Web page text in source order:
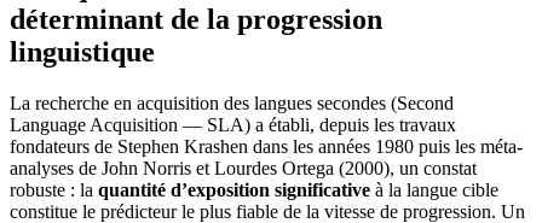
déterminant de la progression
linguistique
La recherche en acquisition des langues secondes (Second
Language Acquisition — SLA) a établi, depuis les travaux
fondateurs de Stephen Krashen dans les années 1980 puis les méta-
analyses de John Norris et Lourdes Ortega (2000), un constat
robuste : la quantité d’exposition significative à la langue cible
constitue le prédicteur le plus fiable de la vitesse de progression. Un